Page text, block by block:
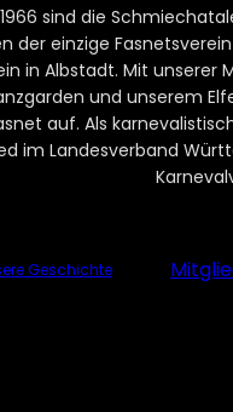
sind die
der einzige
in Albstadt. Mit unserer
und unserem
auf. Als
im Landesverband
Geschichte